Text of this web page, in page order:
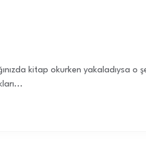
kitap okurken yakaladıysa o